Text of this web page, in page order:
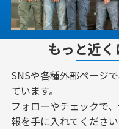
もっと近
SNSや各種外部ページ
ています。
フォローやチェックで
報を手に入れてください